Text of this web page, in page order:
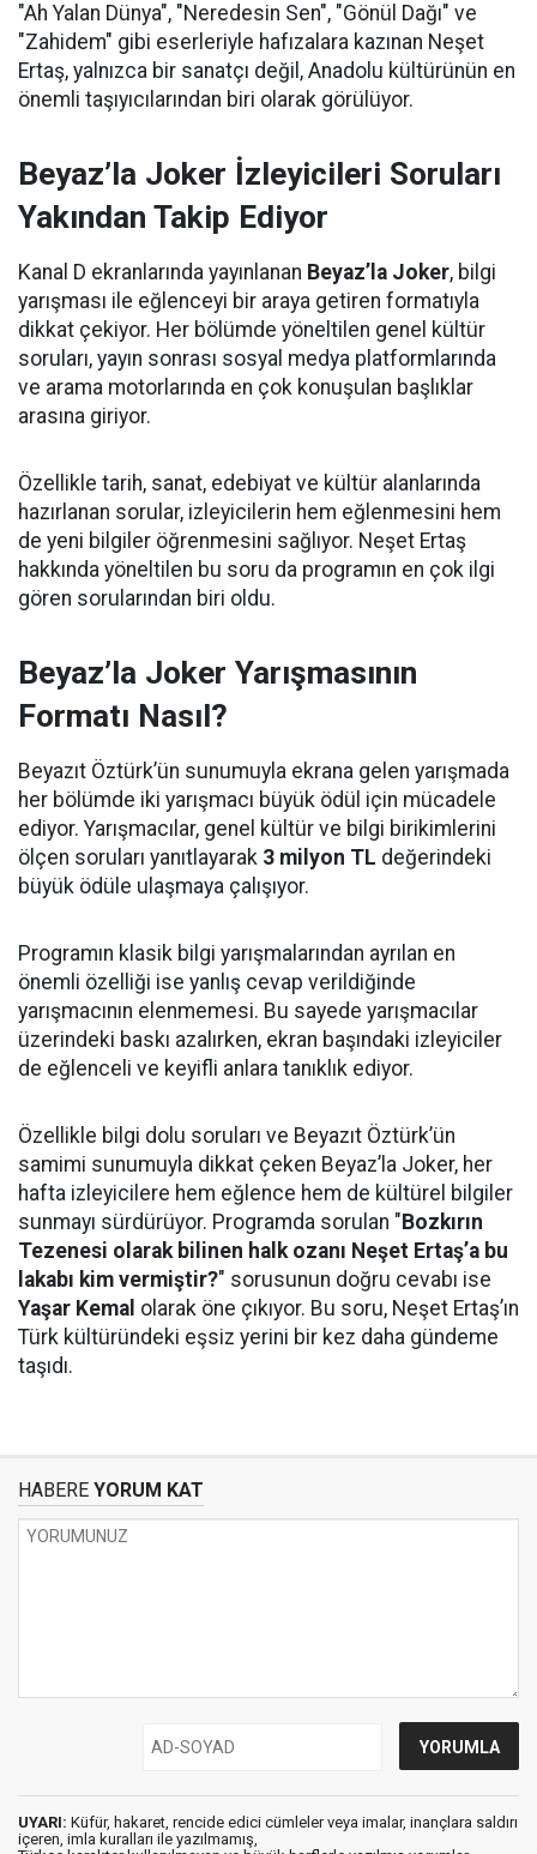
"Ah Yalan Dünya", "Neredesin Sen", "Gönül Dağı" ve
"Zahidem" gibi eserleriyle hafızalara kazınan Neşet
Ertaş, yalnızca bir sanatçı değil, Anadolu kültürünün en
önemli taşıyıcılarından biri olarak görülüyor.
Beyaz’la Joker İzleyicileri Soruları
Yakından Takip Ediyor
Kanal D ekranlarında yayınlanan Beyaz’la Joker, bilgi
yarışması ile eğlenceyi bir araya getiren formatıyla
dikkat çekiyor. Her bölümde yöneltilen genel kültür
soruları, yayın sonrası sosyal medya platformlarında
ve arama motorlarında en çok konuşulan başlıklar
arasına giriyor.
Özellikle tarih, sanat, edebiyat ve kültür alanlarında
hazırlanan sorular, izleyicilerin hem eğlenmesini hem
de yeni bilgiler öğrenmesini sağlıyor. Neşet Ertaş
hakkında yöneltilen bu soru da programın en çok ilgi
gören sorularından biri oldu.
Beyaz’la Joker Yarışmasının
Formatı Nasıl?
Beyazıt Öztürk’ün sunumuyla ekrana gelen yarışmada
her bölümde iki yarışmacı büyük ödül için mücadele
ediyor. Yarışmacılar, genel kültür ve bilgi birikimlerini
ölçen soruları yanıtlayarak 3 milyon TL değerindeki
büyük ödüle ulaşmaya çalışıyor.
Programın klasik bilgi yarışmalarından ayrılan en
önemli özelliği ise yanlış cevap verildiğinde
yarışmacının elenmemesi. Bu sayede yarışmacılar
üzerindeki baskı azalırken, ekran başındaki izleyiciler
de eğlenceli ve keyifli anlara tanıklık ediyor.
Özellikle bilgi dolu soruları ve Beyazıt Öztürk’ün
samimi sunumuyla dikkat çeken Beyaz’la Joker, her
hafta izleyicilere hem eğlence hem de kültürel bilgiler
sunmayı sürdürüyor. Programda sorulan " Bozkırın
Tezenesi olarak bilinen halk ozanı Neşet Ertaş’a bu
lakabı kim vermiştir?" sorusunun doğru cevabı ise
Yaşar Kemal olarak öne çıkıyor. Bu soru, Neşet Ertaş’ın
Türk kültüründeki eşsiz yerini bir kez daha gündeme
taşıdı.
HABERE YORUM KAT
UYARI: Küfür, hakaret, rencide edici cümleler veya imalar, inançlara saldırı
içeren, imla kuralları ile yazılmamış,